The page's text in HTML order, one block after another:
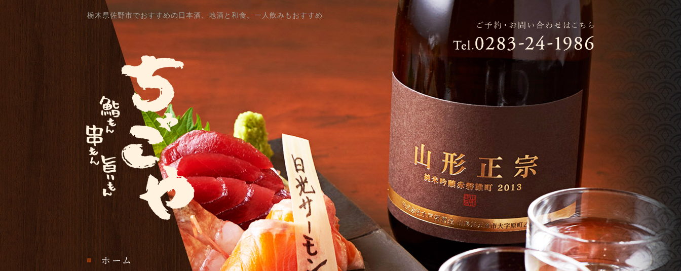
栃木県佐野市でおすすめの日本酒、地酒と和食。一人飲みもおすすめ